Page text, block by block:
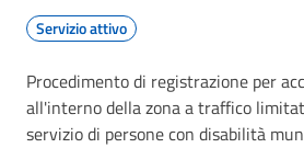
Servizio attivo
Procedimento di registrazione per
all'interno della zona a traffico
servizio di persone con disabilità